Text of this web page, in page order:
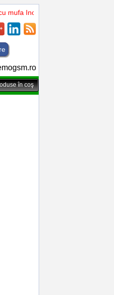
Incarcare si microfon TCL 50
în coş